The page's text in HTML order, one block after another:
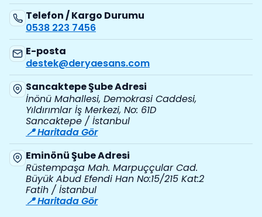
Telefon / Kargo Durumu
0538 223 7456
E-posta
destek@deryaesans.com
Sancaktepe Şube Adresi
İnönü Mahallesi, Demokrasi Caddesi,
Yıldırımlar İş Merkezi, No: 61D
Sancaktepe / İstanbul
📍 Haritada Gör
Eminönü Şube Adresi
Rüstempaşa Mah. Marpuççular Cad.
Büyük Abud Efendi Han No:15/215 Kat:2
Fatih / İstanbul
📍 Haritada Gör